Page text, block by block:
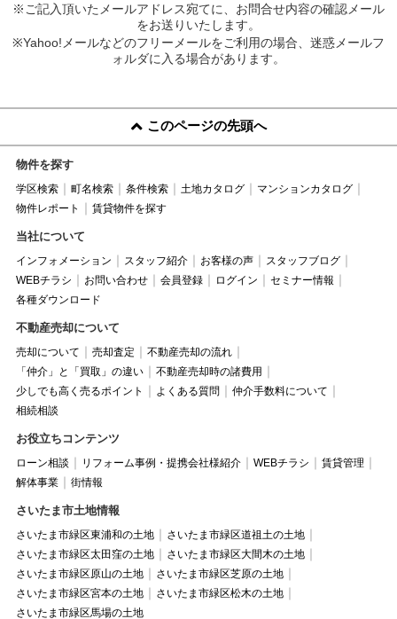
※ご記入頂いたメールアドレス宛てに、お問合せ内容の確認メール
をお送りいたします。
※Yahoo!メールなどのフリーメールをご利用の場合、迷惑メールフ
ォルダに入る場合があります。
このページの先頭へ
物件を探す
学区検索 町名検索 条件検索 土地カタログ
マンションカタログ
物件レポート
賃貸物件を探す
当社について
インフォメーション スタッフ紹介 お客様の声
スタッフブログ
WEBチラシ
お問い合わせ 会員登録 ログイン
セミナー情報
各種ダウンロード
不動産売却について
売却について 売却査定
不動産売却の流れ
「仲介」と「買取」の違い
不動産売却時の諸費用
少しでも高く売るポイント
よくある質問
仲介手数料について
相続相談
お役立ちコンテンツ
ローン相談 リフォーム事例・提携会社様紹介 WEBチラシ
賃貸管理
解体事業
街情報
さいたま市土地情報
さいたま市緑区東浦和の土地
さいたま市緑区道祖土の土地
さいたま市緑区太田窪の土地
さいたま市緑区大間木の土地
さいたま市緑区原山の土地
さいたま市緑区芝原の土地
さいたま市緑区宮本の土地
さいたま市緑区松木の土地
さいたま市緑区馬場の土地